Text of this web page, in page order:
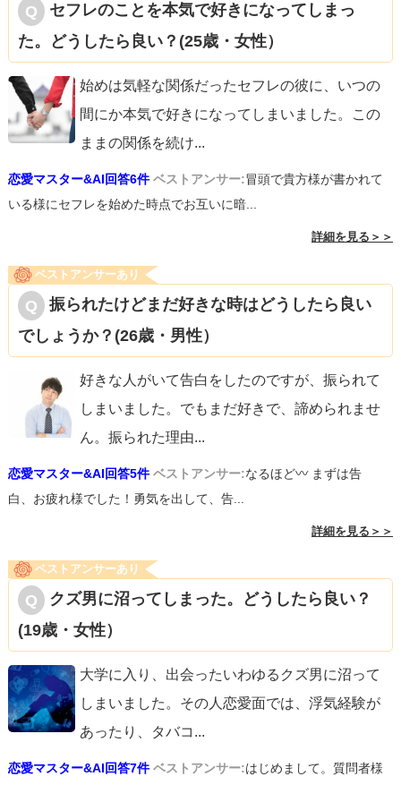
セフレのことを本気で好きになってしまっ
た。どうしたら良い？(25歳・女性）
始めは気軽な関係だったセフレの彼に、いつの
間にか本気で好きになってしまいました。この
ままの関係を続け...
恋愛マスター&AI回答6件 ベストアンサー:冒頭で貴方様が書かれて
いる様にセフレを始めた時点でお互いに暗...
詳細を見る＞＞
ベストアンサーあり
振られたけどまだ好きな時はどうしたら良い
でしょうか？(26歳・男性）
好きな人がいて告白をしたのですが、振られて
しまいました。でもまだ好きで、諦められませ
ん。振られた理由...
恋愛マスター&AI回答5件 ベストアンサー:なるほど〰︎ まずは告
白、お疲れ様でした！勇気を出して、告...
詳細を見る＞＞
ベストアンサーあり
クズ男に沼ってしまった。どうしたら良い？
(19歳・女性）
大学に入り、出会ったいわゆるクズ男に沼って
しまいました。その人恋愛面では、浮気経験が
あったり、タバコ ...
恋愛マスター&AI回答7件 ベストアンサー:はじめまして。質問者様